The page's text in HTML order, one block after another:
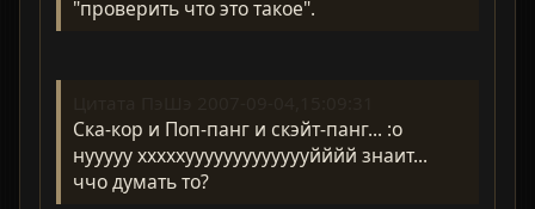
"проверить что это такое".
Ска-кор и Поп-панг и скэйт-панг... :o
нууууу хххххуууууууууууууйййй знаит...
ччо думать то?